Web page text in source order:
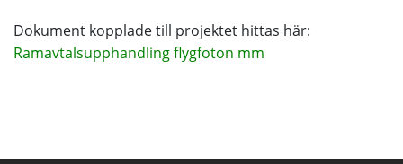
Dokument kopplade till projektet hittas här:
Ramavtalsupphandling flygfoton mm